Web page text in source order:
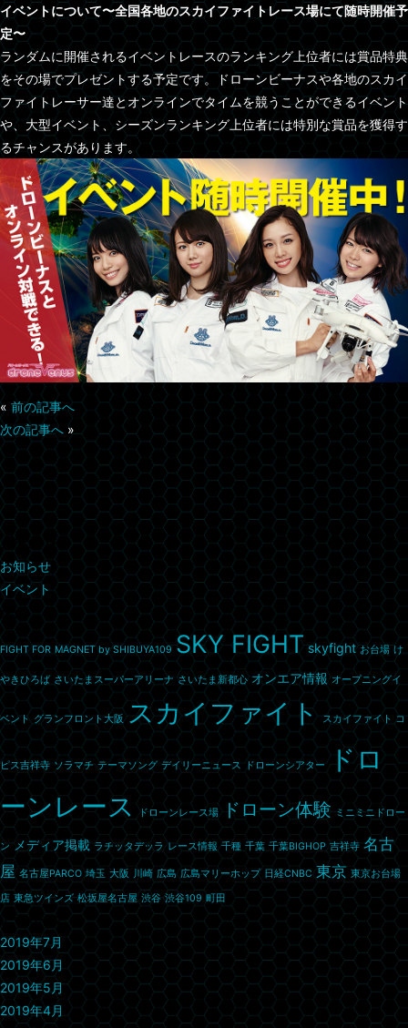
イベントについて〜全国各地のスカイファイトレース場にて随時開催予
定〜
ランダムに開催されるイベントレースのランキング上位者には賞品特典
をその場でプレゼントする予定です。ドローンビーナスや各地のスカイ
ファイトレーサー達とオンラインでタイムを競うことができるイベント
や、大型イベント、シーズンランキング上位者には特別な賞品を獲得す
るチャンスがあります。
« 前の記事へ
次の記事へ »
カテゴリー
お知らせ
イベント
タグ
FIGHT FOR MAGNET by SHIBUYA109 SKY FIGHT skyfight お台場 け
やきひろば さいたまスーパーアリーナ さいたま新都心 オンエア情報 オープニングイ
ベント グランフロント大阪 スカイファイト スカイファイト コ
ピス吉祥寺 ソラマチ テーマソング デイリーニュース ドローンシアター ドロ
ーンレース
ドローンレース場 ドローン体験 ミニミニドロー
ン メディア掲載 ラチッタデッラ レース情報 千種 千葉 千葉BIGHOP 吉祥寺 名古
屋 名古屋PARCO 埼玉 大阪 川崎 広島 広島マリーホップ 日経CNBC 東京 東京お台場
店 東急ツインズ 松坂屋名古屋 渋谷 渋谷109 町田
アーカイブ
2019年7月
2019年6月
2019年5月
2019年4月